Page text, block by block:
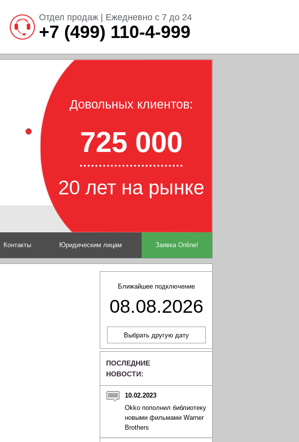
Отдел продаж | Ежедневно с 7 до 24
+7 (499) 110-4-999
Довольных клиентов:
725 000
20 лет на рынке
Контакты Юридическим лицам Заявка Online!
Ближайшее подключение
08.08.2026
ПОСЛЕДНИЕ
НОВОСТИ:
10.02.2023
Okko пополнил библиотеку
новыми фильмами Warner
Brothers